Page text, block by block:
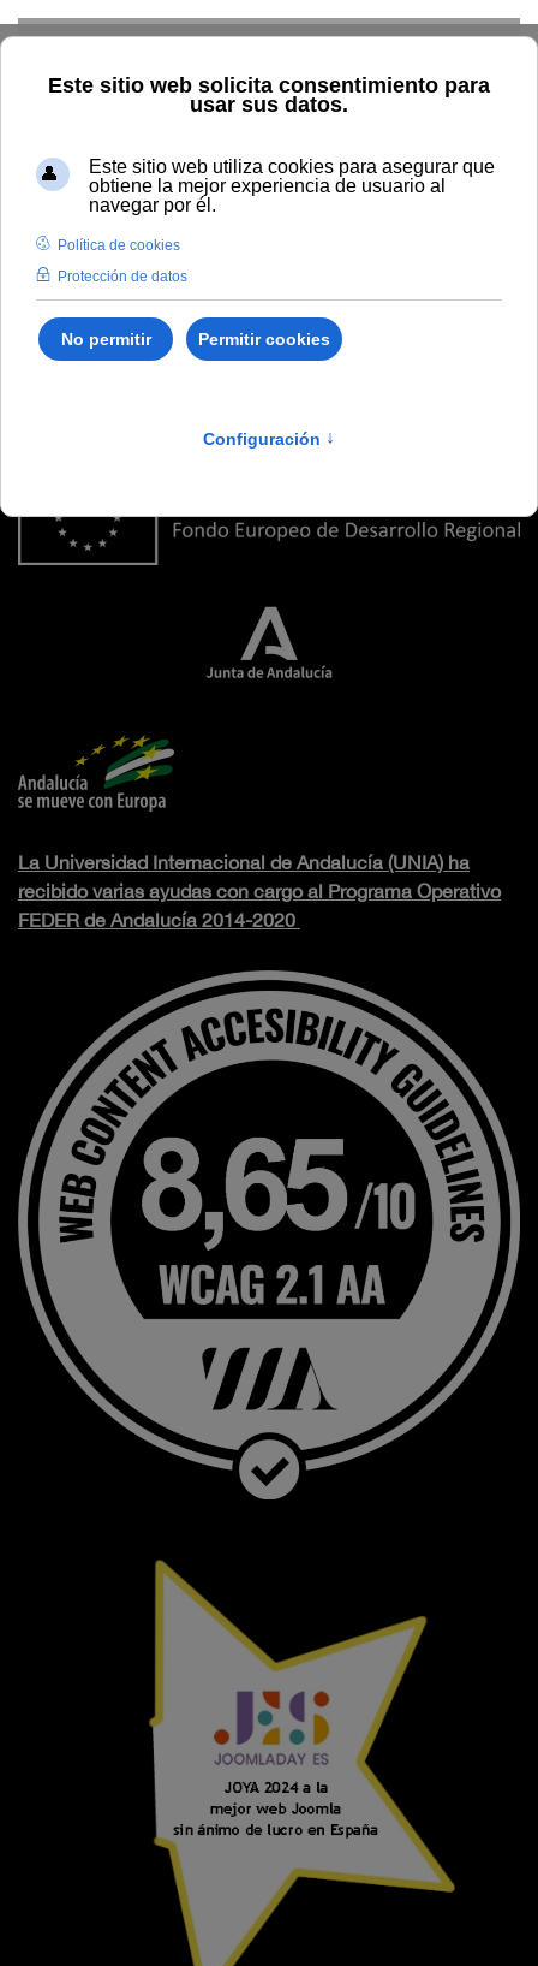
La Universidad Internacional de Andalucía (UNIA) ha
recibido varias ayudas con cargo al Programa Operativo
FEDER de Andalucía 2014-2020